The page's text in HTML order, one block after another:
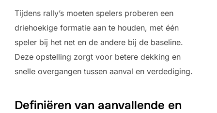
Tijdens rally’s moeten spelers proberen een
driehoekige formatie aan te houden, met één
speler bij het net en de andere bij de baseline.
Deze opstelling zorgt voor betere dekking en
snelle overgangen tussen aanval en verdediging.
Definiëren van aanvallende en